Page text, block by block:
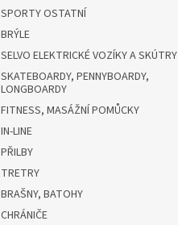
SPORTY OSTATNÍ
BRÝLE
SELVO ELEKTRICKÉ VOZÍKY A SKÚTRY
SKATEBOARDY, PENNYBOARDY,
LONGBOARDY
FITNESS, MASÁŽNÍ POMŮCKY
IN-LINE
PŘILBY
TRETRY
BRAŠNY, BATOHY
CHRÁNIČE